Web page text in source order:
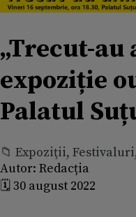
„Trecut-au
expoziție
Palatul
📁 Expoziţii,
Autor: Redacția
🗓️ 30 august 2022